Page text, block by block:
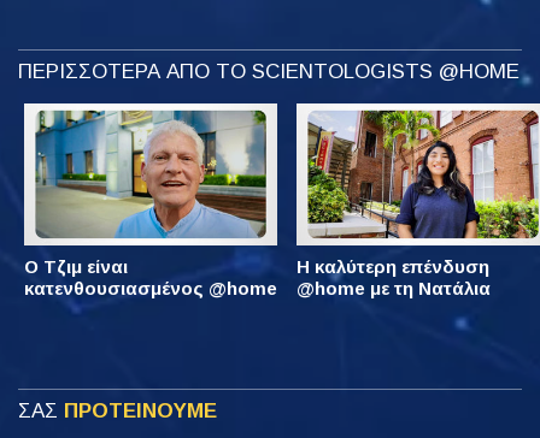
ΠΕΡΙΣΣΟΤΕΡΑ ΑΠΟ ΤΟ SCIENTOLOGISTS @HOME
Ο Τζιμ είναι
κατενθουσιασμένος @home
Η καλύτερη επένδυση
@home με τη Νατάλια
ΣΑΣ ΠΡΟΤΕΙΝΟΥΜΕ